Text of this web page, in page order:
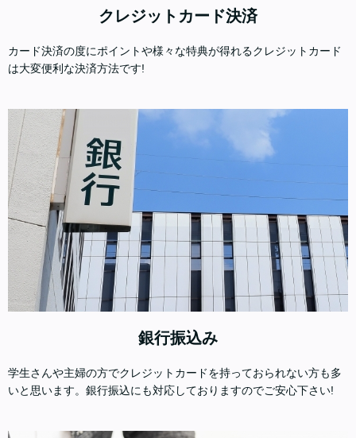
クレジットカード決済
カード決済の度にポイントや様々な特典が得れるクレジットカード
は大変便利な決済方法です!
銀行振込み
学生さんや主婦の方でクレジットカードを持っておられない方も多
いと思います。銀行振込にも対応しておりますのでご安心下さい!